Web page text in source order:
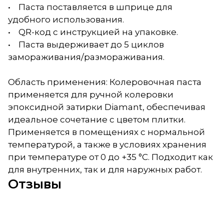
• Паста поставляется в шприце для
удобного использования.
• QR-код с инструкцией на упаковке.
• Паста выдерживает до 5 циклов
замораживания/размораживания.
Область применения: Колеровочная паста
применяется для ручной колеровки
эпоксидной затирки Diamant, обеспечивая
идеальное сочетание с цветом плитки.
Применяется в помещениях с нормальной
температурой, а также в условиях хранения
при температуре от 0 до +35 °С. Подходит как
для внутренних, так и для наружных работ.
Отзывы